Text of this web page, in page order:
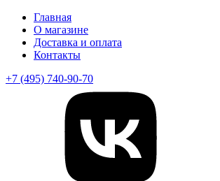
Главная
О магазине
Доставка и оплата
Контакты
+7 (495) 740-90-70